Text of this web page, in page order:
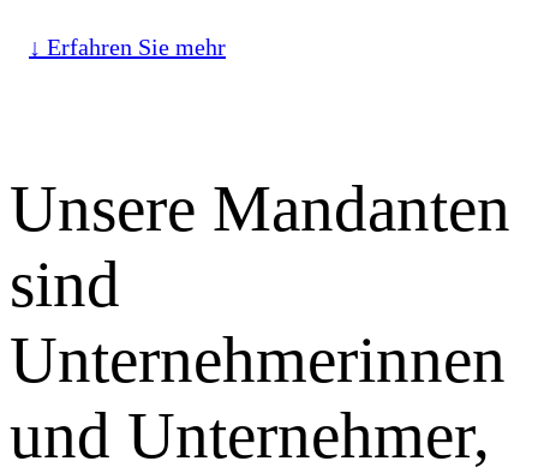
↓ Erfahren Sie mehr
Unsere Mandanten
sind
Unternehmerinnen
und Unternehmer,